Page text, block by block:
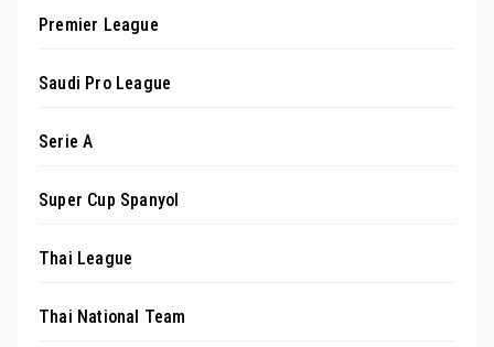
Premier League
Saudi Pro League
Serie A
Super Cup Spanyol
Thai League
Thai National Team